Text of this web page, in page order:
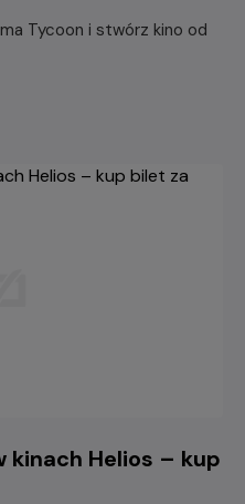
Tycoon i stwórz kino od
kinach Helios – kup